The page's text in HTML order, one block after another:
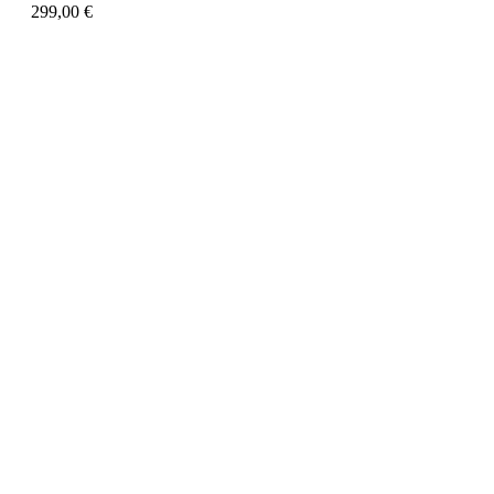
299,00 €